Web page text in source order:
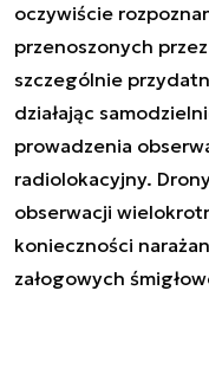
oczywiście
przenoszonych
szczególnie
działając
prowadzenia
radiolokacyjny.
obserwacji
konieczności
załogowych